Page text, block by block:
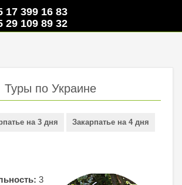
17 399 16 83
29 109 89 32
Туры по Украине
на 3 дня Закарпатье на 4 дня
3